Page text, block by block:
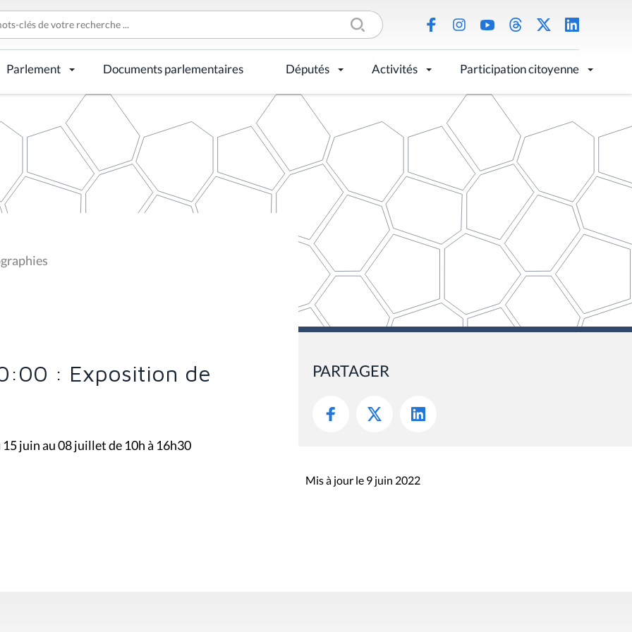
Parlement Documents parlementaires Députés Activités Participation citoyenne
: Exposition de
juin au 08 juillet de 10h à 16h30
PARTAGER
Mis à jour le 9 juin 2022